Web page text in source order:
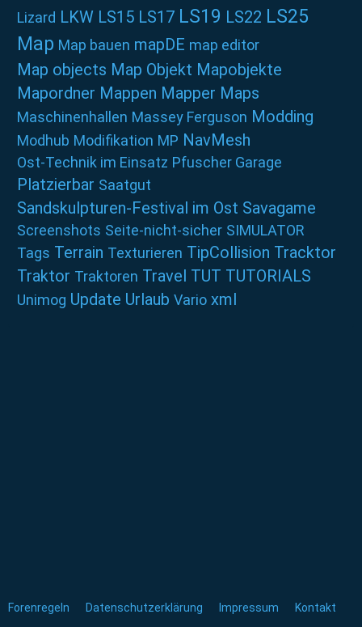
Lizard LKW LS15 LS17 LS19 LS22 LS25
Map Map bauen mapDE map editor
Map objects Map Objekt Mapobjekte
Mapordner Mappen Mapper Maps
Maschinenhallen Massey Ferguson Modding
Modhub Modifikation MP NavMesh
Ost-Technik im Einsatz Pfuscher Garage
Platzierbar Saatgut
Sandskulpturen-Festival im Ost Savagame
Screenshots Seite-nicht-sicher SIMULATOR
Tags Terrain Texturieren TipCollision Tracktor
Traktor Traktoren Travel TUT TUTORIALS
Unimog Update Urlaub Vario xml
Forenregeln Datenschutzerklärung Impressum Kontakt